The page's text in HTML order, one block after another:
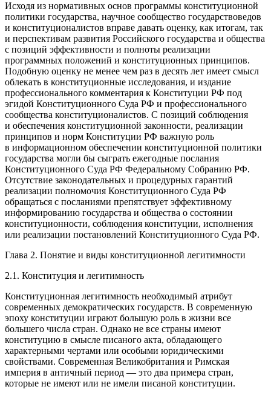
Исходя из нормативных основ программы конституционной
политики государства, научное сообщество государствоведов
и конституционалистов вправе давать оценку, как итогам, так
и перспективам развития Российского государства и общества
с позиций эффективности и полноты реализации
программных положений и конституционных принципов.
Подобную оценку не менее чем раз в десять лет имеет смысл
облекать в конституционные исследования, и издание
профессионального комментария к Конституции РФ под
эгидой Конституционного Суда РФ и профессионального
сообщества конституционалистов. С позиций соблюдения
и обеспечения конституционной законности, реализации
принципов и норм Конституции РФ важную роль
в информационном обеспечении конституционной политики
государства могли бы сыграть ежегодные послания
Конституционного Суда РФ Федеральному Собранию РФ.
Отсутствие законодательных и процедурных гарантий
реализации полномочия Конституционного Суда РФ
обращаться с посланиями препятствует эффективному
информированию государства и общества о состоянии
конституционности, соблюдения конституции, исполнения
или реализации постановлений Конституционного Суда РФ.
Глава 2. Понятие и виды конституционной легитимности
2.1. Конституция и легитимность
Конституционная легитимность необходимый атрибут
современных демократических государств. В современную
эпоху конституции играют большую роль в жизни все
большего числа стран. Однако не все страны имеют
конституцию в смысле писаного акта, обладающего
характерными чертами или особыми юридическими
свойствами. Современная Великобритания и Римская
империя в античный период — это два примера стран,
которые не имеют или не имели писаной конституции.